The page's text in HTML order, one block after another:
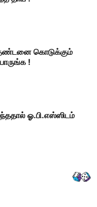
கொடுக்கும்
!
ஓ.பி.எஸ்ஸிடம்